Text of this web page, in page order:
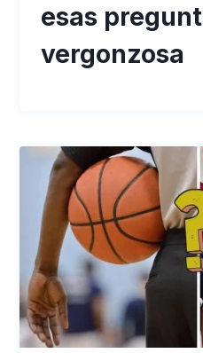
esas
vergonzosa